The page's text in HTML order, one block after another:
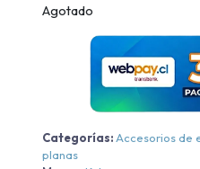
Agotado
Categorías:Accesorios de
planas